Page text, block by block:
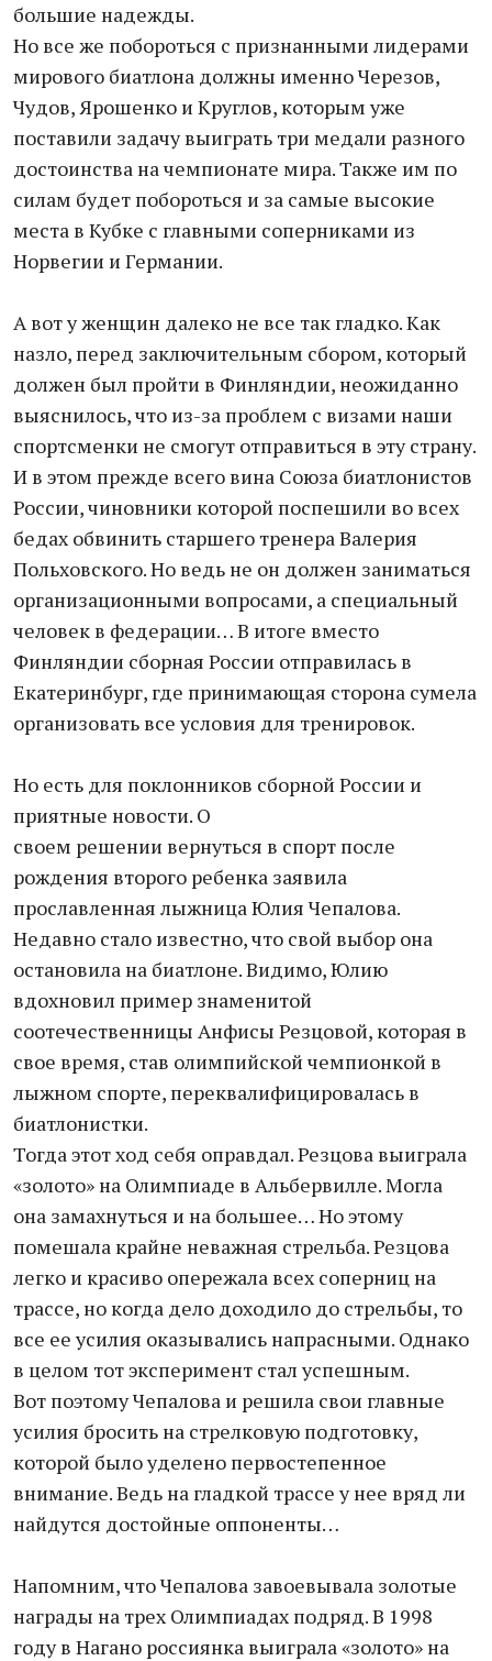
большие надежды.
Но все же побороться с признанными лидерами
мирового биатлона должны именно Черезов,
Чудов, Ярошенко и Круглов, которым уже
поставили задачу выиграть три медали разного
достоинства на чемпионате мира. Также им по
силам будет побороться и за самые высокие
места в Кубке с главными соперниками из
Норвегии и Германии.
А вот у женщин далеко не все так гладко. Как
назло, перед заключительным сбором, который
должен был пройти в Финляндии, неожиданно
выяснилось, что из-за проблем с визами наши
спортсменки не смогут отправиться в эту страну.
И в этом прежде всего вина Союза биатлонистов
России, чиновники которой поспешили во всех
бедах обвинить старшего тренера Валерия
Польховского. Но ведь не он должен заниматься
организационными вопросами, а специальный
человек в федерации… В итоге вместо
Финляндии сборная России отправилась в
Екатеринбург, где принимающая сторона сумела
организовать все условия для тренировок.
Но есть для поклонников сборной России и
приятные новости. О
своем решении вернуться в спорт после
рождения второго ребенка заявила
прославленная лыжница Юлия Чепалова.
Недавно стало известно, что свой выбор она
остановила на биатлоне. Видимо, Юлию
вдохновил пример знаменитой
соотечественницы Анфисы Резцовой, которая в
свое время, став олимпийской чемпионкой в
лыжном спорте, переквалифицировалась в
биатлонистки.
Тогда этот ход себя оправдал. Резцова выиграла
«золото» на Олимпиаде в Альбервилле. Могла
она замахнуться и на большее… Но этому
помешала крайне неважная стрельба. Резцова
легко и красиво опережала всех соперниц на
трассе, но когда дело доходило до стрельбы, то
все ее усилия оказывались напрасными. Однако
в целом тот эксперимент стал успешным.
Вот поэтому Чепалова и решила свои главные
усилия бросить на стрелковую подготовку,
которой было уделено первостепенное
внимание. Ведь на гладкой трассе у нее вряд ли
найдутся достойные оппоненты…
Напомним, что Чепалова завоевывала золотые
награды на трех Олимпиадах подряд. В 1998
году в Нагано россиянка выиграла «золото» на